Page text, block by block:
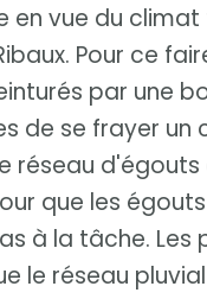
vue du
Pour ce
par une
de se frayer
d'égouts
que les
à la tâche.
le réseau